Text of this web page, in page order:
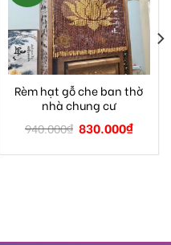
Rèm hạt gỗ che ban thờ
nhà chung cư
940.000₫ 830.000₫